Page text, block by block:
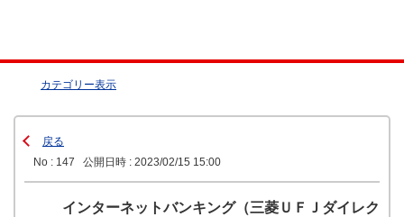
カテゴリー表示
戻る
No : 147
公開日時 : 2023/02/15 15:00
インターネットバンキング（三菱ＵＦＪダイレク